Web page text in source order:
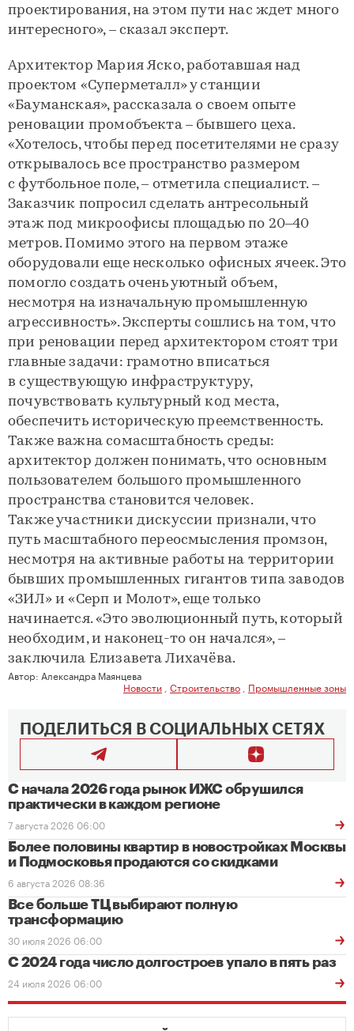
проектирования, на этом пути нас ждет много
интересного», – сказал эксперт.
Архитектор Мария Яско, работавшая над
проектом «Суперметалл» у станции
«Бауманская», рассказала о своем опыте
реновации промобъекта – бывшего цеха.
«Хотелось, чтобы перед посетителями не сразу
открывалось все пространство размером
с футбольное поле, – отметила специалист. –
Заказчик попросил сделать антресольный
этаж под микроофисы площадью по 20–40
метров. Помимо этого на первом этаже
оборудовали еще несколько офисных ячеек. Это
помогло создать очень уютный объем,
несмотря на изначальную промышленную
агрессивность». Эксперты сошлись на том, что
при реновации перед архитектором стоят три
главные задачи: грамотно вписаться
в существующую инфраструктуру,
почувствовать культурный код места,
обеспечить историческую преемственность.
Также важна сомасштабность среды:
архитектор должен понимать, что основным
пользователем большого промышленного
пространства становится человек.
Также участники дискуссии признали, что
путь масштабного переосмысления промзон,
несмотря на активные работы на территории
бывших промышленных гигантов типа заводов
«ЗИЛ» и «Серп и Молот», еще только
начинается. «Это эволюционный путь, который
необходим, и наконец-то он начался», –
заключила Елизавета Лихачёва.
Автор: Александра Маянцева
Новости Строительство Промышленные зоны
ПОДЕЛИТЬСЯ В СОЦИАЛЬНЫХ СЕТЯХ
С начала 2026 года рынок ИЖС обрушился
практически в каждом регионе
7 августа 2026 06:00
Более половины квартир в новостройках Москвы
и Подмосковья продаются со скидками
6 августа 2026 08:36
Все больше ТЦ выбирают полную
трансформацию
30 июля 2026 06:00
С 2024 года число долгостроев упало в пять раз
24 июля 2026 06:00